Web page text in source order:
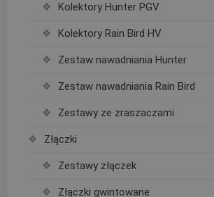
Kolektory Hunter PGV
Kolektory Rain Bird HV
Zestaw nawadniania Hunter
Zestaw nawadniania Rain Bird
Zestawy ze zraszaczami
Złączki
Zestawy złączek
Złączki gwintowane